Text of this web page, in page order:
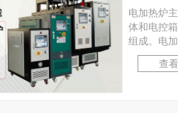
水冷式冷水机
电加热炉
体和电控
组成。电
点是环保
染、无噪
查